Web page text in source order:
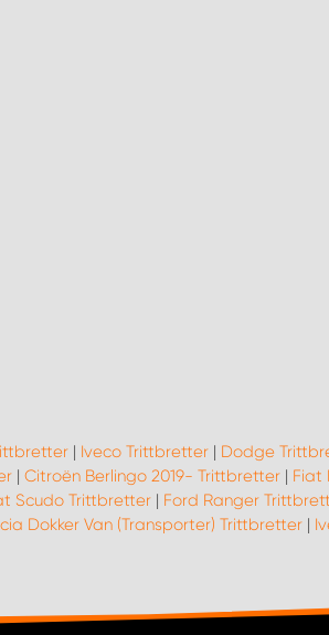
| Iveco Trittbretter| Dodge
| Citroën Berlingo 2019- Trittbretter | Fiat
Scudo Trittbretter| Ford Ranger
Dokker Van (Transporter) Trittbretter |